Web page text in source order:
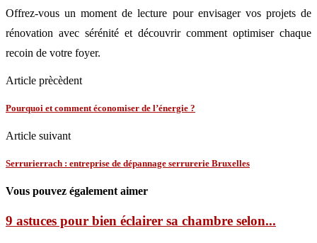
Offrez-vous un moment de lecture pour envisager vos projets de
rénovation avec sérénité et découvrir comment optimiser chaque
recoin de votre foyer.
Article prècèdent
Pourquoi et comment économiser de l’énergie ?
Article suivant
Serrurierrach : entreprise de dépannage serrurerie Bruxelles
Vous pouvez également aimer
9 astuces pour bien éclairer sa chambre selon...